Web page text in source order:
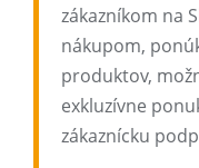
zákazníkom na
nákupom,
produktov,
exkluzívne
zákaznícku